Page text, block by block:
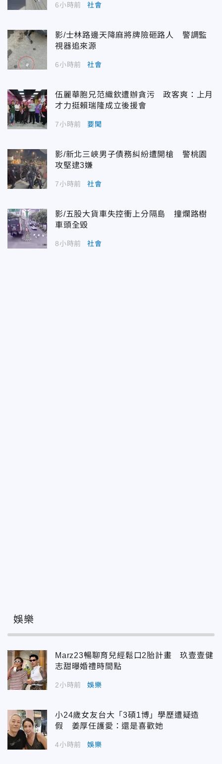
6小時前 社會
影/士林路邊天降麻將牌險砸路人 警調監
視器追來源
6小時前 社會
伍麗華胞兄范織欽遭辦貪污 政客爽：上月
才力挺賴瑞隆成立後援會
7小時前 要聞
影/新北三峽男子債務糾紛遭開槍 警桃園
攻堅逮3嫌
7小時前 社會
影/五股大貨車失控衝上分隔島 撞爛路樹
車頭全毀
8小時前 社會
娛樂
Marz23暢聊育兒經鬆口2胎計畫 玖壹壹健
志甜曝婚禮時間點
2小時前 娛樂
小24歲女友台大「3碩1博」學歷遭疑造
假 姜厚任護愛：還是喜歡她
4小時前 娛樂